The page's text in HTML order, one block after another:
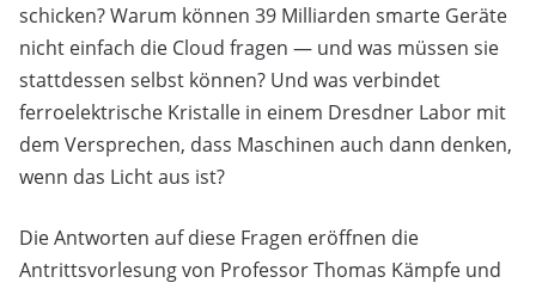
schicken? Warum können 39 Milliarden smarte Geräte
nicht einfach die Cloud fragen — und was müssen sie
stattdessen selbst können? Und was verbindet
ferroelektrische Kristalle in einem Dresdner Labor mit
dem Versprechen, dass Maschinen auch dann denken,
wenn das Licht aus ist?
Die Antworten auf diese Fragen eröffnen die
Antrittsvorlesung von Professor Thomas Kämpfe und